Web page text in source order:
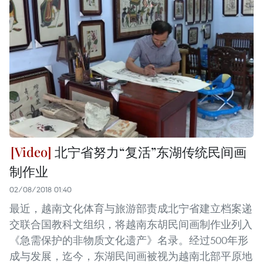
北宁省努力“复活”东湖传统民间画
制作业
02/08/2018 01:40
最近，越南文化体育与旅游部责成北宁省建立档案递
交联合国教科文组织，将越南东胡民间画制作业列入
《急需保护的非物质文化遗产》名录。经过500年形
成与发展，迄今，东湖民间画被视为越南北部平原地